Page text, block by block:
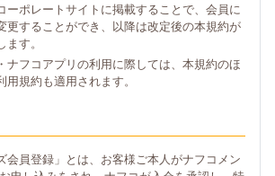
ーポレートサイトに掲載することで、会員に
更することができ、以降は改定後の本規約が
す。
ナフコアプリの利用に際しては、本規約のほ
規約も適用されます。
会員登録」とは、お客様ご本人がナフコメン